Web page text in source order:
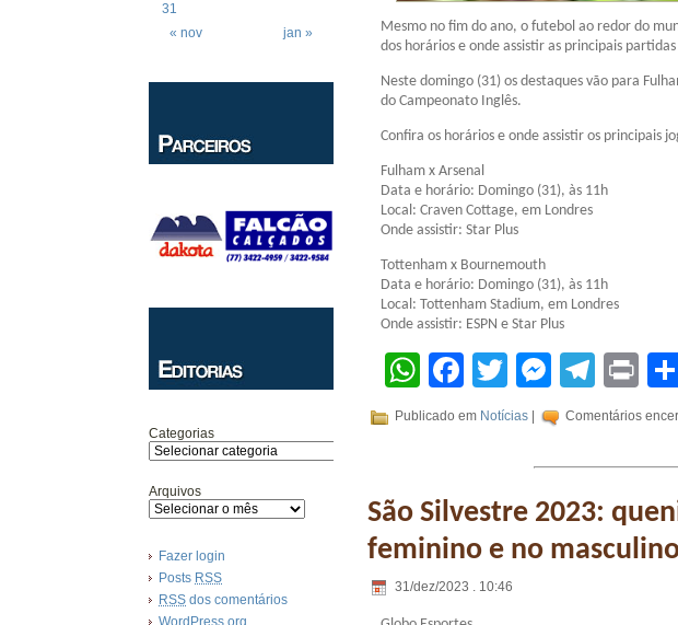
« nov jan »
31
Categorias
Arquivos
Fazer login
Posts RSS
RSS dos comentários
WordPress.org
Mesmo no fim do ano, o futebol ao redor do
dos horários e onde assistir as principais
Neste domingo (31) os destaques vão para
do Campeonato Inglês.
Confira os horários e onde assistir os principais
Fulham x Arsenal
Data e horário: Domingo (31), às 11h
Local: Craven Cottage, em Londres
Onde assistir: Star Plus
Tottenham x Bournemouth
Data e horário: Domingo (31), às 11h
Local: Tottenham Stadium, em Londres
Onde assistir: ESPN e Star Plus
WhatsApp
Facebook
Twitter
Publicado em Notícias Comentários
São Silvestre 2023:
feminino e no
31/dez/2023 . 10:46